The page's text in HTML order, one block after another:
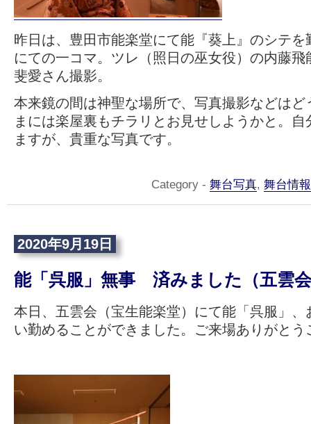
昨日は、豊田市能楽堂にて能『葵上』のシテ
にての一コマ。ツレ（照日の巫女役）の内藤
斐愛さん撮影。
本来鏡の間は神聖な場所で、写真撮影などはど
まには楽屋裏もチラリとお見せしようかと。
ますが、貴重な写真です。
Category - 舞台写真, 舞台情報
2020年9月19日
能「呉服」無事 済みました（五雲
本日、五雲会（宝生能楽堂）にて能「呉服」、
い勤めることができました。ご来場ありがとう